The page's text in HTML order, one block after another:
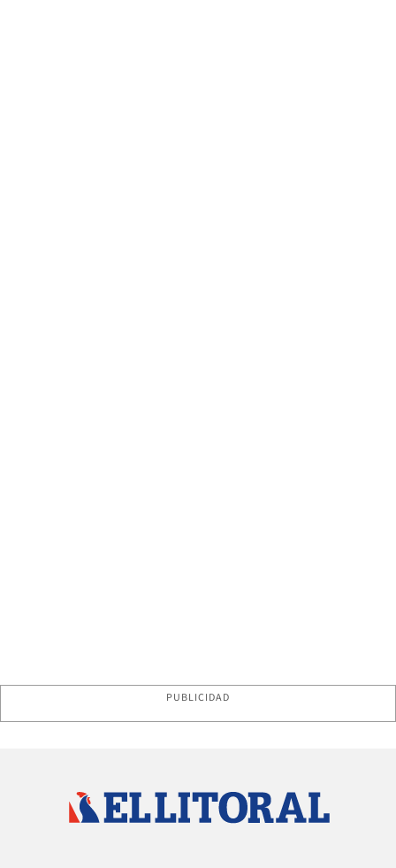
PUBLICIDAD